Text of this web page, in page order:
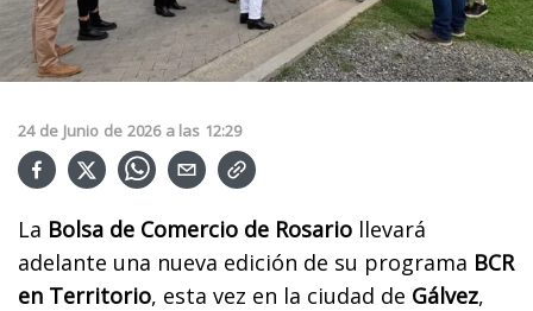
24 de Junio de 2026 a las 12:29
La Bolsa de Comercio de Rosario llevará
adelante una nueva edición de su programa BCR
en Territorio, esta vez en la ciudad de Gálvez,